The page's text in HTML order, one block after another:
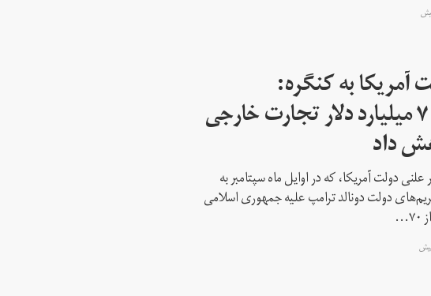
به کنگره:
تحریم‌ها ۷۰ میلیارد دلار تجارت خارجی
داد
دولت آمریکا، که در اوایل ماه سپتامبر به
دولت دونالد ترامپ علیه جمهوری اسلامی